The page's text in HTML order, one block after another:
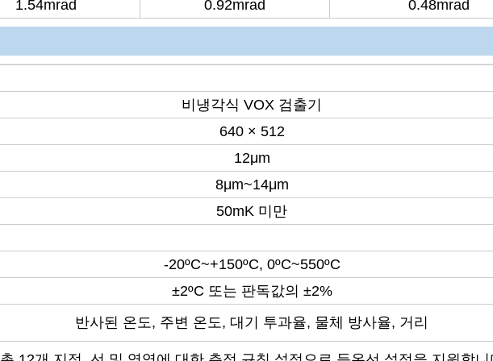
1.54mrad 0.92mrad 0.48mrad
비냉각식 VOX 검출기
640 × 512
12μm
8μm~14μm
50mK 미만
-20ºC~+150ºC, 0ºC~550ºC
±2ºC 또는 판독값의 ±2%
반사된 온도, 주변 온도, 대기 투과율, 물체 방사율, 거리